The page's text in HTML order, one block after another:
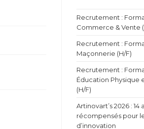
Recrutement :
Commerce & Vente
Recrutement :
Maçonnerie (H/F)
Recrutement :
Éducation Physique
(H/F)
Artinovart’s 2026 : 14
récompensés pour
d’innovation